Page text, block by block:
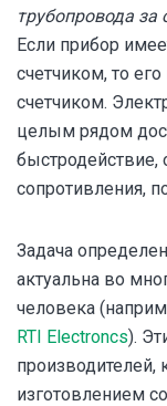
трубопровода за
Если прибор
счетчиком, то
счетчиком.
целым рядом
быстродействие,
сопротивления,
Задача
актуальна во
человека
RTI Electroncs).
производителей,
изготовлением